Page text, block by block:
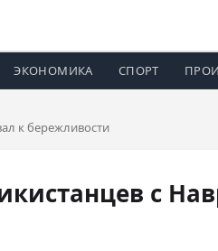
ЭКОНОМИКА СПОРТ
к бережливости
с